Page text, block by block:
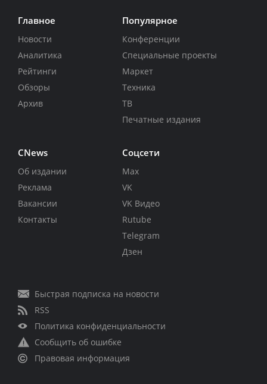
Главное
Новости
Аналитика
Рейтинги
Обзоры
Архив
Популярное
Конференции
Специальные проекты
Маркет
Техника
ТВ
Печатные издания
CNews
Об издании
Реклама
Вакансии
Контакты
Соцсети
Max
VK
VK Видео
Rutube
Telegram
Дзен
Быстрая подписка на новости
RSS
Политика конфиденциальности
Сообщить об ошибке
Правовая информация